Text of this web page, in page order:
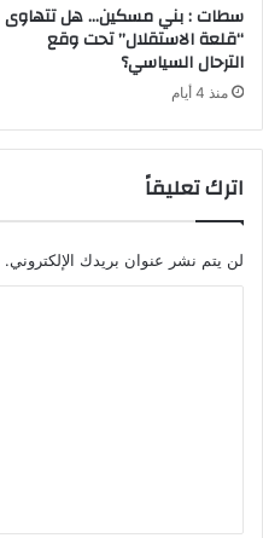
سطات : بني مسكين… هل تتهاوى
“قلعة الاستقلال” تحت وقع
الترحال السياسي؟
منذ 4 أيام
اترك تعليقاً
لن يتم نشر عنوان بريدك الإلكتروني.